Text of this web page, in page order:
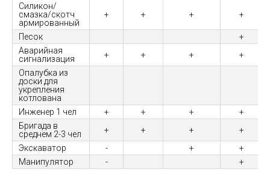
Силикон/
смазка/скотч
армированный
+ + + +
Песок
+
Аварийная
сигнализация
+ + +
+
Опалубка из
доски для
укрепления
котлована
Инженер 1 чел
+ + +
+
Бригада в
среднем 2-3 чел
+ + +
+
Экскаватор
- +
+
Манипулятор
- +